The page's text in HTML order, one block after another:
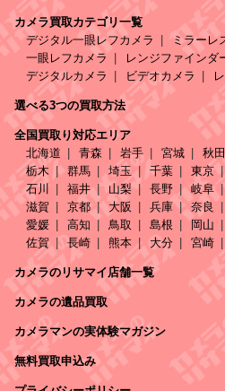
カメラ買取カテゴリ一覧
デジタル一眼レフカメラ
ミラーレ
一眼レフカメラ
レンジファインダ
デジタルカメラ
ビデオカメラ
選べる3つの買取方法
全国買取り対応エリア
北海道
青森 岩手 宮城 秋田
栃木
群馬 埼玉 千葉 東京
石川
福井 山梨 長野 岐阜
滋賀
京都 大阪 兵庫 奈良
愛媛
高知 鳥取 島根 岡山
佐賀
長崎 熊本 大分 宮崎
カメラのリサマイ店舗一覧
カメラの遺品買取
カメラマンの実体験マガジン
無料買取申込み